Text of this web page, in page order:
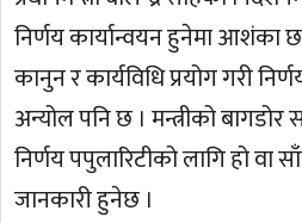
निर्णय कार्यान्वयन हुनेमा आशंका
कानुन र कार्यविधि प्रयोग गरी
अन्योल पनि छ । मन्त्रीको
निर्णय पपुलारिटीको लागि हो वा
जानकारी हुनेछ ।